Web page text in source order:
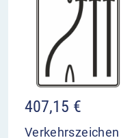
407,15 €
Verkehrszeichen